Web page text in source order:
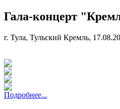
Гала-концерт
г. Тула, Тульский Кремль,
Подробнее...